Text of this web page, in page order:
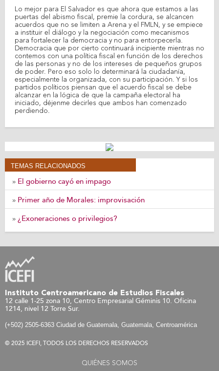
Lo mejor para El Salvador es que ahora que estamos a las
puertas del abismo fiscal, premie la cordura, se alcancen
acuerdos que no se limiten a Arena y el FMLN, y se empiece
a instituir el diálogo y la negociación como mecanismos
para fortalecer la democracia y no para entorpecerla.
Democracia que por cierto continuará incipiente mientras no
contemos con una política fiscal en función de los derechos
de las personas y no de los intereses de pequeños grupos
de poder. Pero eso solo lo determinará la ciudadanía,
especialmente la organizada, con su participación. Y si los
partidos políticos piensan que el acuerdo fiscal se debe
alcanzar en la lógica de que la campaña electoral ha
iniciado, déjenme decirles que ambos han comenzado
perdiendo.
TEMAS RELACIONADOS
» El gobierno cayó en impago
» Primer año de Morales: improvisación
» ¿Exoneraciones o privilegios?
Instituto Centroamericano de Estudios Fiscales
12 calle 1-25 zona 10, Centro Empresarial Géminis 10. Oficina
1214, nivel 12 Torre Sur.
(+502) 2505-6363 Ciudad de Guatemala, Guatemala, Centroamérica
© 2025 ICEFI, TODOS LOS DERECHOS RESERVADOS
QUIÉNES SOMOS